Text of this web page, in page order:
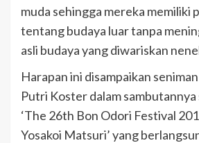
muda sehingga mereka memiliki
tentang budaya luar tanpa
asli budaya yang diwariskan
Harapan ini disampaikan
Putri Koster dalam sambutannya
‘The 26th Bon Odori Festival
Yosakoi Matsuri’ yang